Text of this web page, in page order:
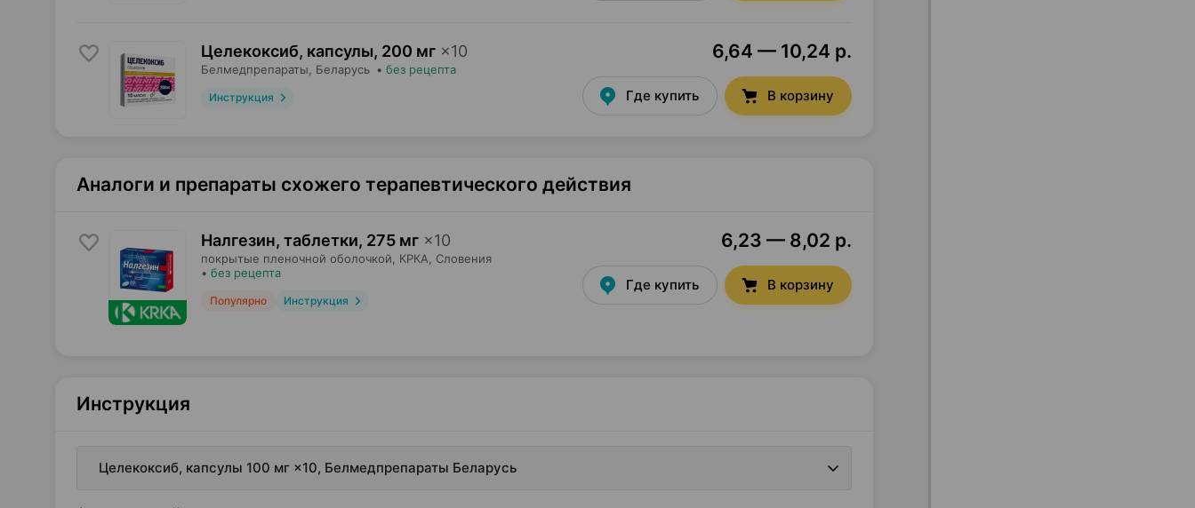
Целекоксиб, капсулы, 200 мг ×10
Белмедпрепараты , Беларусь • без рецепта
Инструкция
6,64 — 10,24 р.
Где купить В корзину
Аналоги и препараты схожего терапевтического действия
Налгезин, таблетки, 275 мг ×10
покрытые пленочной оболочкой, КРКА , Словения
• без рецепта
Популярно Инструкция
6,23 — 8,02 р.
Где купить В корзину
Инструкция
Целекоксиб, капсулы 100 мг ×10, Белмедпрепараты Беларусь